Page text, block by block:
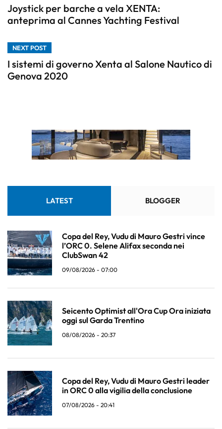
Joystick per barche a vela XENTA:
anteprima al Cannes Yachting Festival
NEXT POST
I sistemi di governo Xenta al Salone Nautico di
Genova 2020
LATEST BLOGGER
Copa del Rey, Vudu di Mauro Gestri vince
l’ORC 0. Selene Alifax seconda nei
ClubSwan 42
09/08/2026 - 07:00
Seicento Optimist all'Ora Cup Ora iniziata
oggi sul Garda Trentino
08/08/2026 - 20:37
Copa del Rey, Vudu di Mauro Gestri leader
in ORC 0 alla vigilia della conclusione
07/08/2026 - 20:41